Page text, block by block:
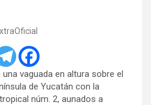
vaguada en altura sobre el
de Yucatán con la
núm. 2, aunados a